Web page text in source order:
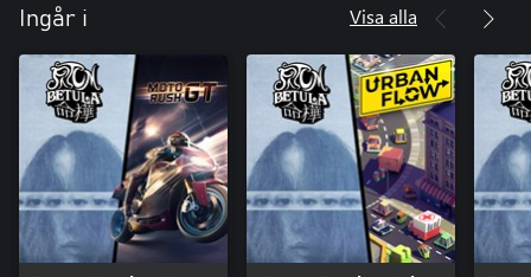
Ingår i Visa alla